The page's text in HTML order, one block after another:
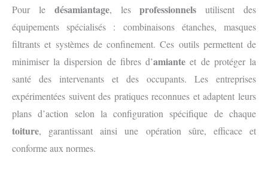
Pour le désamiantage, lesprofessionnels utilisent des
équipements spécialisés : combinaisons étanches, masques
filtrants et systèmes de confinement. Ces outils permettent de
minimiser la dispersion de fibres d’amiante et de protéger la
santé des intervenants et des occupants. Les entreprises
expérimentées suivent des pratiques reconnues et adaptent leurs
plans d’action selon la configuration spécifique de chaque
toiture, garantissant ainsi une opération sûre, efficace et
conforme aux normes.